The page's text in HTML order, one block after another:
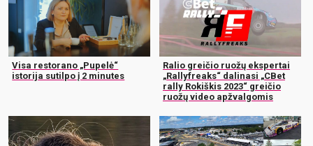
Visa restorano „Pupelė“
istorija sutilpo į 2 minutes
Ralio greičio ruožų ekspertai
„Rallyfreaks“ dalinasi „CBet
rally Rokiškis 2023“ greičio
ruožų video apžvalgomis